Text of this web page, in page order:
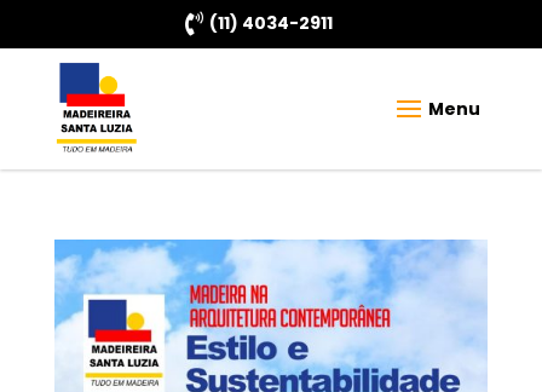
 (11) 4034-2911